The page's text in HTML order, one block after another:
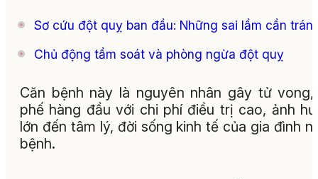
Sơ cứu đột quỵ ban đầu: Những sai lầm cần
Chủ động tầm soát và phòng ngừa đột quỵ
Căn bệnh này là nguyên nhân gây tử
phế hàng đầu với chi phí điều trị cao, ảnh
lớn đến tâm lý, đời sống kinh tế của gia đình
bệnh.